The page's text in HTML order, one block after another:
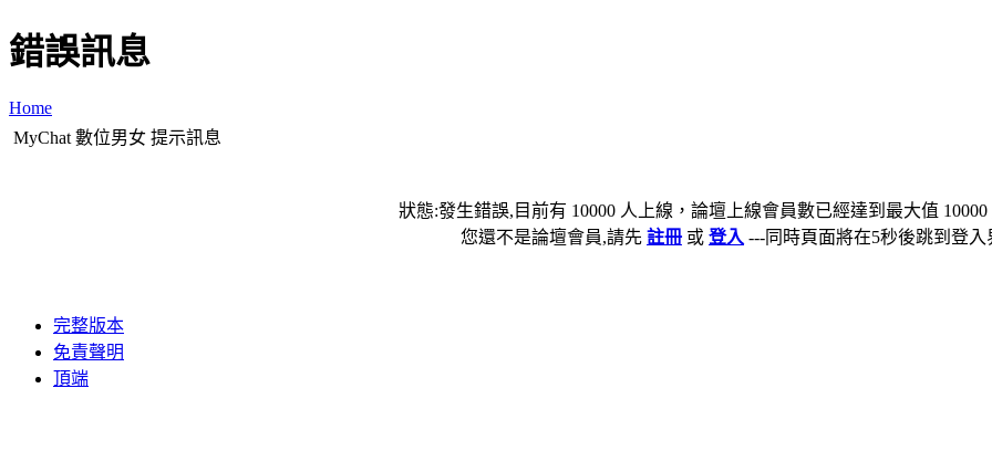
錯誤訊息
Home
MyChat 數位男女 提示訊息
狀態:發生錯誤,目前有 10000 人上線，論壇上線會員數已經達到最大值
您還不是論壇會員,請先 註冊 或 登入 ---同時頁面將在5秒後跳到登入
完整版本
免責聲明
頂端